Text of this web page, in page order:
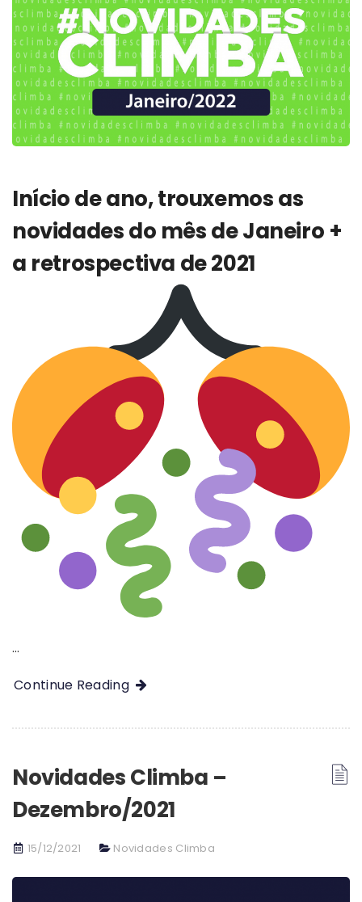
Início de ano, trouxemos as
novidades do mês de Janeiro +
a retrospectiva de 2021
…
Continue Reading
Novidades Climba –
Dezembro/2021
15/12/2021 Novidades Climba